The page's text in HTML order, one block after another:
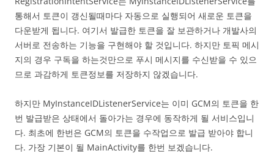
통해서 토큰이 갱신될때마다 자동으로 실행되어 새로운 토큰을
다운받게 됩니다. 여기서 발급한 토큰을 잘 보관하거나 개발사의
서버로 전송하는 기능을 구현해야 할 것입니다. 하지만 토픽 메시
지의 경우 구독을 하는것만으로 푸시 메시지를 수신받을 수 있으
므로 과감하게 토큰정보를 저장하지 않겠습니다.
하지만 MyInstanceIDListenerService는 이미 GCM의 토큰을 한
번 발급받은 상태에서 돌아가는 경우에 동작하게 될 서비스입니
다. 최초에 한번은 GCM의 토큰을 수작업으로 발급 받아야 합니
다. 가장 기본이 될 MainActivity를 한번 보겠습니다.